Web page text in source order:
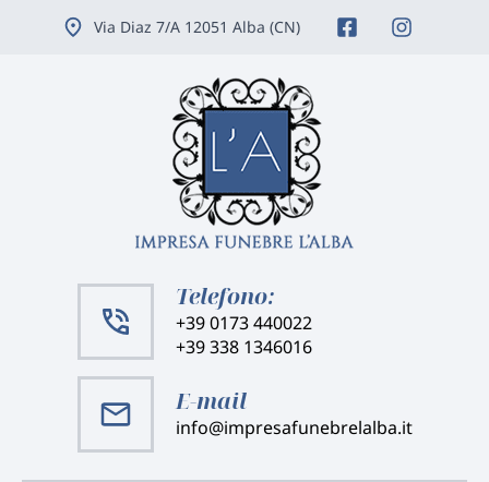
Via Diaz 7/A 12051 Alba (CN)
Telefono:
+39 0173 440022
+39 338 1346016
E-mail
info@impresafunebrelalba.it